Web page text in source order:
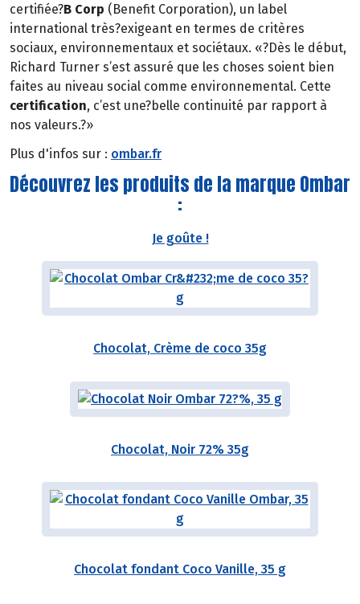
certifiée?B Corp (Benefit Corporation), un label
international très?exigeant en termes de critères
sociaux, environnementaux et sociétaux. «?Dès le début,
Richard Turner s’est assuré que les choses soient bien
faites au niveau social comme environnemental. Cette
certification, c’est une?belle continuité par rapport à
nos valeurs.?»
Plus d'infos sur : ombar.fr
Découvrez les produits de la marque Ombar
:
Je goûte !
Chocolat, Crème de coco 35g
Chocolat, Noir 72% 35g
Chocolat fondant Coco Vanille, 35 g